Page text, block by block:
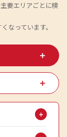
要エリアごとに検
なっています。
＋
＋
＋